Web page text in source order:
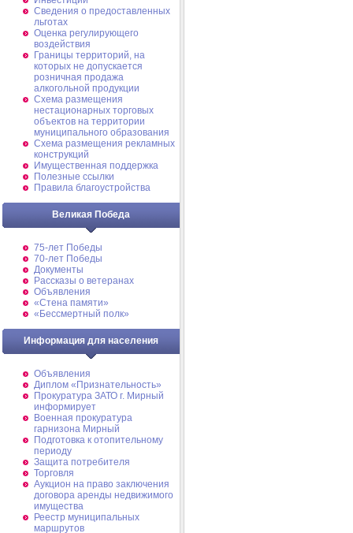
Сведения о предоставленных
льготах
Оценка регулирующего
воздействия
Границы территорий, на
которых не допускается
розничная продажа
алкогольной продукции
Схема размещения
нестационарных торговых
объектов на территории
муниципального образования
Схема размещения рекламных
конструкций
Имущественная поддержка
Полезные ссылки
Правила благоустройства
Великая Победа
75-лет Победы
70-лет Победы
Документы
Рассказы о ветеранах
Объявления
«Стена памяти»
«Бессмертный полк»
Информация для населения
Объявления
Диплом «Признательность»
Прокуратура ЗАТО г. Мирный
информирует
Военная прокуратура
гарнизона Мирный
Подготовка к отопительному
периоду
Защита потребителя
Торговля
Аукцион на право заключения
договора аренды недвижимого
имущества
Реестр муниципальных
маршрутов